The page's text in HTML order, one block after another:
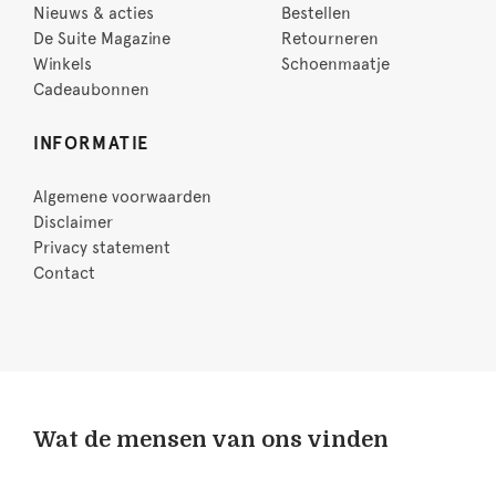
Nieuws & acties
De Suite Magazine
Winkels
Cadeaubonnen
Bestellen
Retourneren
Schoenmaatje
INFORMATIE
Algemene voorwaarden
Disclaimer
Privacy statement
Contact
Wat de mensen van ons vinden